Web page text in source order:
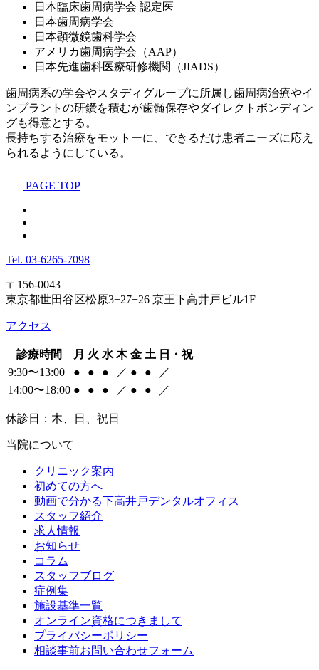
日本臨床歯周病学会 認定医
日本歯周病学会
日本顕微鏡歯科学会
アメリカ歯周病学会（AAP）
日本先進歯科医療研修機関（JIADS）
歯周病系の学会やスタディグループに所属し歯周病治療やイ
ンプラントの研鑽を積むが歯髄保存やダイレクトボンディン
グも得意とする。
長持ちする治療をモットーに、できるだけ患者ニーズに応え
られるようにしている。
PAGE TOP
Tel. 03-6265-7098
〒156-0043
東京都世田谷区松原3−27−26 京王下高井戸ビル1F
アクセス
診療時間 月 火 水 木 金 土 日・祝
9:30〜13:00
● ● ● ／ ● ●
／
14:00〜18:00 ● ● ● ／ ● ● ／
休診日：木、日、祝日
当院について
クリニック案内
初めての方へ
動画で分かる下高井戸デンタルオフィス
スタッフ紹介
求人情報
お知らせ
コラム
スタッフブログ
症例集
施設基準一覧
オンライン資格につきまして
プライバシーポリシー
相談事前お問い合わせフォーム